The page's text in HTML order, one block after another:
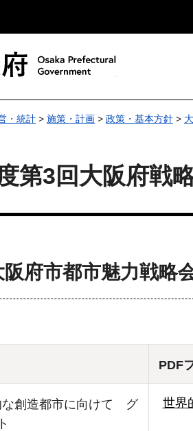
・統計 > 施策・計画 > 政策・基本方針 >
第3回大阪府戦
府市都市魅力戦略
PDF
創造都市に向けて グ
世界